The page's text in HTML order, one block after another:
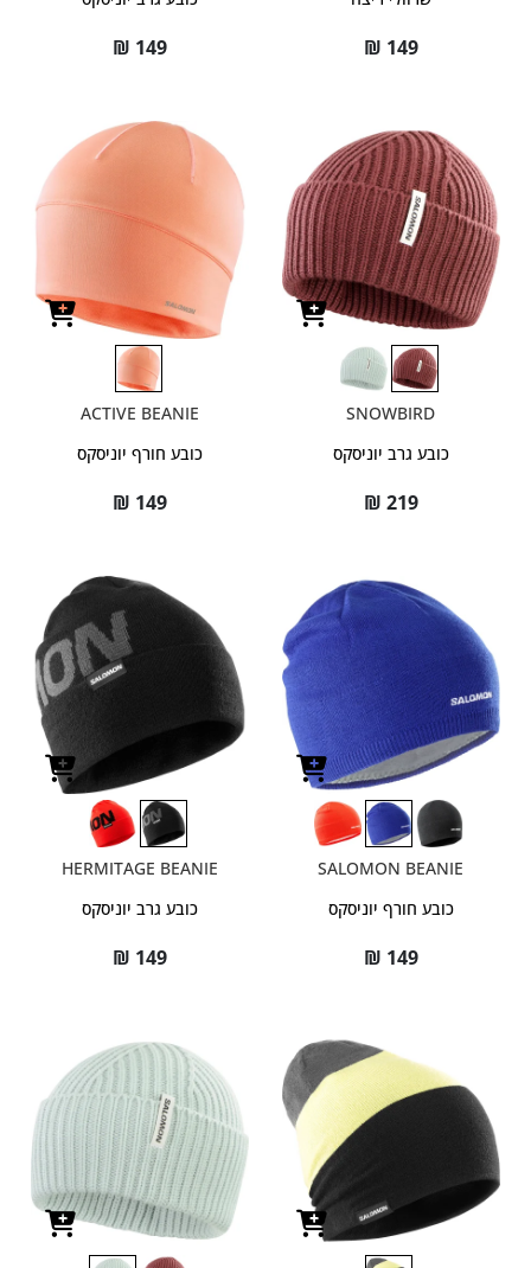
₪ 149
₪ 149
SNOWBIRD
כובע גרב יוניסקס
₪ 219
ACTIVE BEANIE
כובע חורף יוניסקס
₪ 149
SALOMON BEANIE
כובע חורף יוניסקס
₪ 149
HERMITAGE BEANIE
כובע גרב יוניסקס
₪ 149